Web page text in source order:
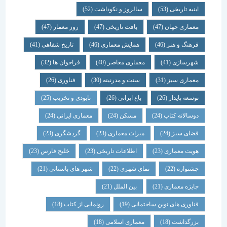
ابنیه تاریخی(53) سالروز و نکوداشت(52)
معماری جهان (47) بافت تاریخی(47) روز معمار(47)
فرهنگ و هنر(46) همایش معماری (46) تاریخ شفاهی (41)
شهرسازی(41) معماری معاصر(40) فراخوان ها (32)
معماری سبز(31) سنت و مدرنیته(30) فناوری (26)
توسعه پایدار(26) باغ ایرانی(26) نابودی و تخریب(25)
دوسالانه کتاب(24) مسکن (24) معماری ایرانی(24)
فضای سبز(24) میراث معماری (23) گردشگری (23)
هویت معماری (23) اطلاعات تاریخی(23) خلیج فارس(23)
جشنواره(22) نمای شهری(22) شهر های باستانی (21)
جایزه معماری (21) بین الملل(21)
فناوری های نوین ساختمانی(19) رونمایی از کتاب (18)
بزرگداشت (18) معماری اسلامی(18)